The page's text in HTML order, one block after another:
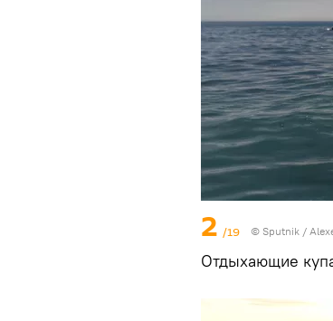
2 /19 © Sputnik /
Отдыхающие